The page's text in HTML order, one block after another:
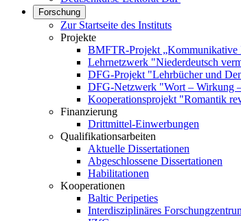
Forschung
Zur Startseite des Instituts
Projekte
BMFTR-Projekt „Kommunikative
Lehrnetzwerk "Niederdeutsch
DFG-Projekt "Lehrbücher und
DFG-Netzwerk "Wort – Wirkung
Kooperationsprojekt "Romantik
Finanzierung
Drittmittel-Einwerbungen
Qualifikationsarbeiten
Aktuelle Dissertationen
Abgeschlossene Dissertationen
Habilitationen
Kooperationen
Baltic Peripeties
Interdisziplinäres